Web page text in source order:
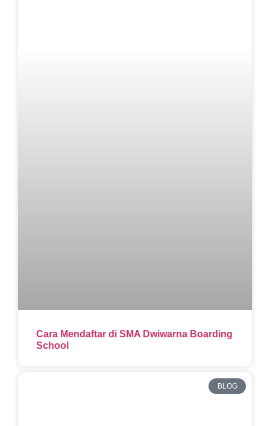
Cara Mendaftar di SMA Dwiwarna Boarding
School
BLOG